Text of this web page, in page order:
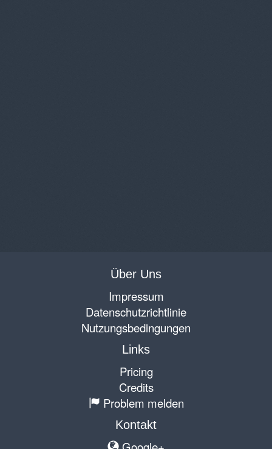
Über Uns
Impressum
Datenschutzrichtlinie
Nutzungsbedingungen
Links
Pricing
Credits
Problem melden
Kontakt